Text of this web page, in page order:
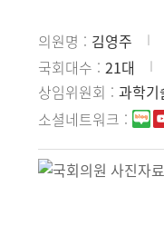
의원명 김영주
국회대수
21대
상임위원회
과학기
소셜네트워크